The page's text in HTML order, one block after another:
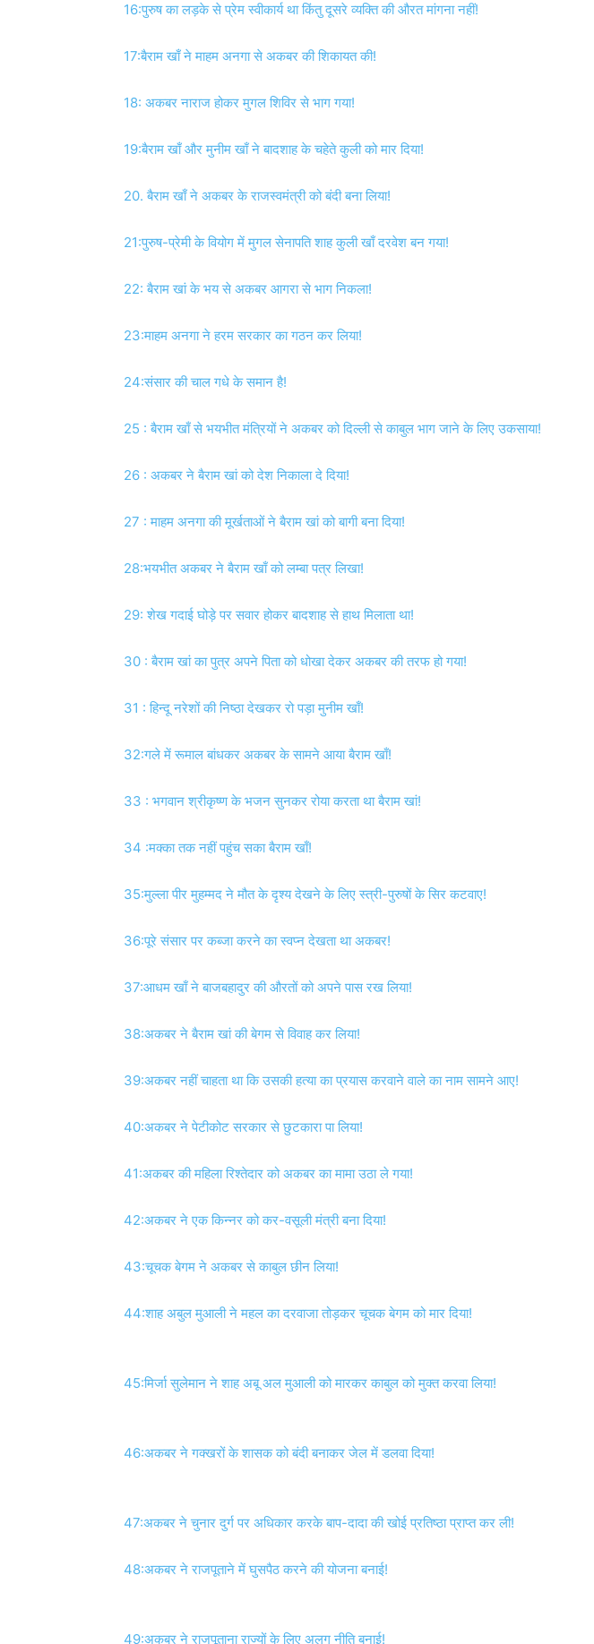
16:पुरुष का लड़के से प्रेम स्वीकार्य था किंतु दूसरे व्यक्ति की औरत मांगना नहीं!
17:बैराम खाँ ने माहम अनगा से अकबर की शिकायत की!
18: अकबर नाराज होकर मुगल शिविर से भाग गया!
19:बैराम खाँ और मुनीम खाँ ने बादशाह के चहेते कुली को मार दिया!
20. बैराम खाँ ने अकबर के राजस्वमंत्री को बंदी बना लिया!
21:पुरुष-प्रेमी के वियोग में मुगल सेनापति शाह कुली खाँ दरवेश बन गया!
22: बैराम खां के भय से अकबर आगरा से भाग निकला!
23:माहम अनगा ने हरम सरकार का गठन कर लिया!
24:संसार की चाल गधे के समान है!
25 : बैराम खाँ से भयभीत मंत्रियों ने अकबर को दिल्ली से काबुल भाग जाने के लिए उकसाया!
26 : अकबर ने बैराम खां को देश निकाला दे दिया!
27 : माहम अनगा की मूर्खताओं ने बैराम खां को बागी बना दिया!
28:भयभीत अकबर ने बैराम खाँ को लम्बा पत्र लिखा!
29: शेख गदाई घोड़े पर सवार होकर बादशाह से हाथ मिलाता था!
30 : बैराम खां का पुत्र अपने पिता को धोखा देकर अकबर की तरफ हो गया!
31 : हिन्दू नरेशों की निष्ठा देखकर रो पड़ा मुनीम खाँ!
32:गले में रूमाल बांधकर अकबर के सामने आया बैराम खाँ!
33 : भगवान श्रीकृष्ण के भजन सुनकर रोया करता था बैराम खां!
34 :मक्का तक नहीं पहुंच सका बैराम खाँ!
35:मुल्ला पीर मुहम्मद ने मौत के दृश्य देखने के लिए स्त्री-पुरुषों के सिर कटवाए!
36:पूरे संसार पर कब्जा करने का स्वप्न देखता था अकबर!
37:आधम खाँ ने बाजबहादुर की औरतों को अपने पास रख लिया!
38:अकबर ने बैराम खां की बेगम से विवाह कर लिया!
39:अकबर नहीं चाहता था कि उसकी हत्या का प्रयास करवाने वाले का नाम सामने आए!
40:अकबर ने पेटीकोट सरकार से छुटकारा पा लिया!
41:अकबर की महिला रिश्तेदार को अकबर का मामा उठा ले गया!
42:अकबर ने एक किन्नर को कर-वसूली मंत्री बना दिया!
43:चूचक बेगम ने अकबर से काबुल छीन लिया!
44:शाह अबुल मुआली ने महल का दरवाजा तोड़कर चूचक बेगम को मार दिया!
45:मिर्जा सुलेमान ने शाह अबू अल मुआली को मारकर काबुल को मुक्त करवा लिया!
46:अकबर ने गक्खरों के शासक को बंदी बनाकर जेल में डलवा दिया!
47:अकबर ने चुनार दुर्ग पर अधिकार करके बाप-दादा की खोई प्रतिष्ठा प्राप्त कर ली!
48:अकबर ने राजपूताने में घुसपैठ करने की योजना बनाई!
49:अकबर ने राजपूताना राज्यों के लिए अलग नीति बनाई!